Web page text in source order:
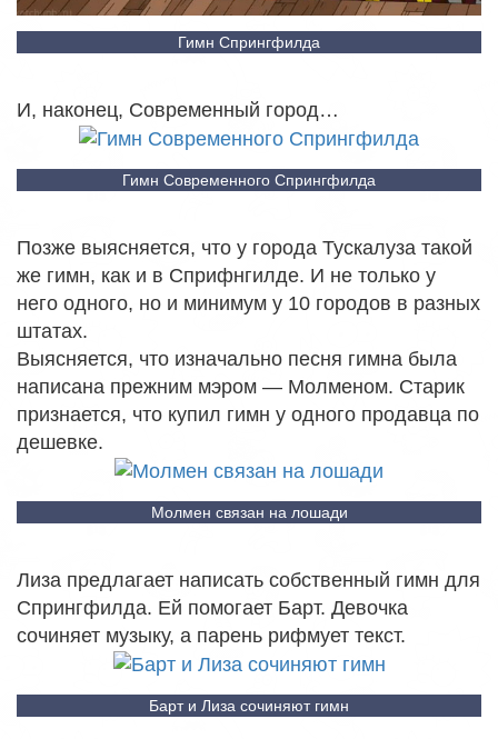
Гимн Спрингфилда
И, наконец, Современный город…
Гимн Современного Спрингфилда
Позже выясняется, что у города Тускалуза такой
же гимн, как и в Сприфнгилде. И не только у
него одного, но и минимум у 10 городов в разных
штатах.
Выясняется, что изначально песня гимна была
написана прежним мэром — Молменом. Старик
признается, что купил гимн у одного продавца по
дешевке.
Молмен связан на лошади
Лиза предлагает написать собственный гимн для
Спрингфилда. Ей помогает Барт. Девочка
сочиняет музыку, а парень рифмует текст.
Барт и Лиза сочиняют гимн